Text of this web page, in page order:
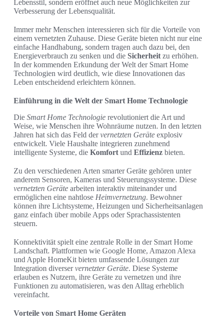
Lebensstil, sondern eröffnet auch neue Möglichkeiten zur
Verbesserung der Lebensqualität.
Immer mehr Menschen interessieren sich für die Vorteile von
einem vernetzten Zuhause. Diese Geräte bieten nicht nur eine
einfache Handhabung, sondern tragen auch dazu bei, den
Energieverbrauch zu senken und die Sicherheit zu erhöhen.
In der kommenden Erkundung der Welt der Smart Home
Technologien wird deutlich, wie diese Innovationen das
Leben entscheidend erleichtern können.
Einführung in die Welt der Smart Home Technologie
Die Smart Home Technologie revolutioniert die Art und
Weise, wie Menschen ihre Wohnräume nutzen. In den letzten
Jahren hat sich das Feld dervernetzten Geräte explosiv
entwickelt. Viele Haushalte integrieren zunehmend
intelligente Systeme, die Komfort und Effizienz bieten.
Zu den verschiedenen Arten smarter Geräte gehören unter
anderem Sensoren, Kameras und Steuerungssysteme. Diese
vernetzten Geräte arbeiten interaktiv miteinander und
ermöglichen eine nahtlose Heimvernetzung. Bewohner
können ihre Lichtsysteme, Heizungen und Sicherheitsanlagen
ganz einfach über mobile Apps oder Sprachassistenten
steuern.
Konnektivität spielt eine zentrale Rolle in der Smart Home
Landschaft. Plattformen wie Google Home, Amazon Alexa
und Apple HomeKit bieten umfassende Lösungen zur
Integration diverservernetzter Geräte. Diese Systeme
erlauben es Nutzern, ihre Geräte zu vernetzen und ihre
Funktionen zu automatisieren, was den Alltag erheblich
vereinfacht.
Vorteile von Smart Home Geräten